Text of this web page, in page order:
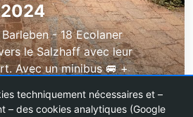
- 18 Ecolaner
le Salzhaff avec leur
Avec un minibus 🚐 +
techniquement nécessaires et –
– des cookies analytiques (Google